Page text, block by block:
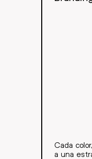
Cada
a una